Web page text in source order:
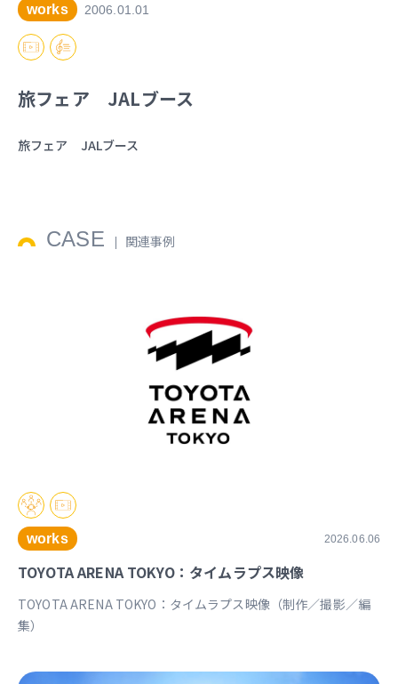
works 2006.01.01
旅フェア JALブース
旅フェア JALブース
CASE 関連事例
works 2026.06.06
TOYOTA ARENA TOKYO：タイムラプス映像
TOYOTA ARENA TOKYO：タイムラプス映像（制作／撮影／編
集）